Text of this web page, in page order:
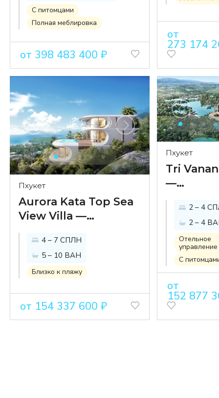
пляжами в
комплексе Baan
Kata
С питомцами
Полная меблировка
от 398 483 400 ₽
море в
Baan
от
273 174
Пхукет
Aurora Kata Top Sea
View Villa —
ультрапремиальные
виллы с видом на
море на Пхукете
4 – 7 СПЛН
5 – 10 ВАН
Близко к пляжу
от 154 337 600 ₽
Пхукет
Tri
—
виллы в
самом
жилом
велнес-
Азии
2 – 4
2 – 4
Отельное
управление
С
от
152 877